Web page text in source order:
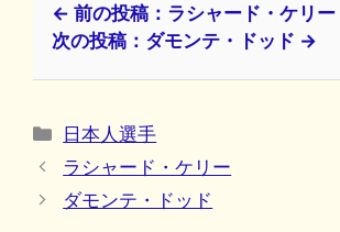
← 前の投稿：ラシャード・ケリー
次の投稿：ダモンテ・ドッド →
カ
テ
リ
日本人選手
ラシャード・ケリー
ダモンテ・ドッド